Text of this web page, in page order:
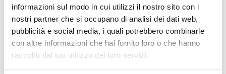
informazioni sul modo in cui utilizzi il nostro sito con i
nostri partner che si occupano di analisi dei dati web,
pubblicità e social media, i quali potrebbero combinarle
con altre informazioni che hai fornito loro o che hanno
raccolto dal tuo utilizzo dei loro servizi.